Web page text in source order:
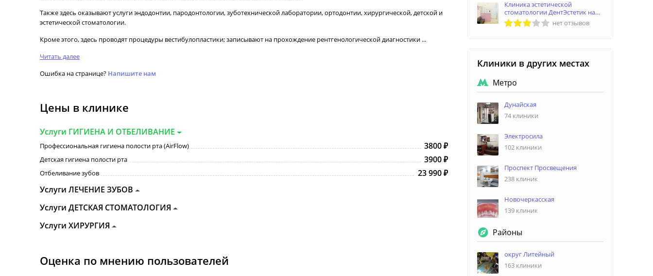
Также здесь оказывают услуги эндодонтии, пародонтологии, зуботехнической лаборатории, ортодонтии, хирургической, детской и
эстетической стоматологии.
Кроме этого, здесь проводят процедуры вестибулопластики; записывают на прохождение рентгенологической диагностики ...
Читать далее
Ошибка на странице? Напишите нам
Цены в клинике
Услуги ГИГИЕНА И ОТБЕЛИВАНИЕ
Профессиональная гигиена полости рта (AirFlow) 3800
Детская гигиена полости рта 3900
Отбеливание зубов
23 990
Услуги ЛЕЧЕНИЕ ЗУБОВ
Услуги ДЕТСКАЯ СТОМАТОЛОГИЯ
Услуги ХИРУРГИЯ
Оценка по мнению пользователей
Клиника эстетической
стоматологии ДентЭстетик на
проспекте Строителейнет отзывов
Клиники в других местах
Метро
Дунайская
74 клиники
Электросила
102 клиники
Проспект Просвещения
238 клиник
Новочеркасская
139 клиник
Районы
округ Литейный
163 клиники